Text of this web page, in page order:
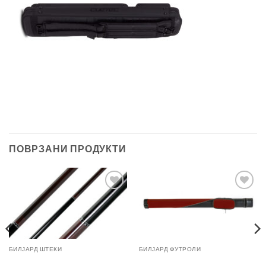
ПОВРЗАНИ ПРОДУКТИ
Во
желботека
БИЛЈАРД ШТЕКИ
Во
желботека
БИЛЈАРД ФУТРОЛИ